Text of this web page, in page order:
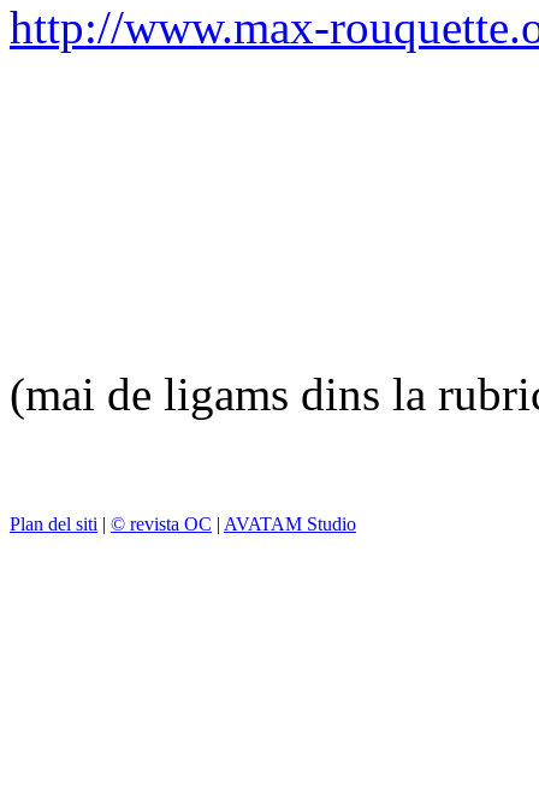
http://www.max-
(mai de ligams dins la
Plan del siti | © revista OC | AVATAM Studio